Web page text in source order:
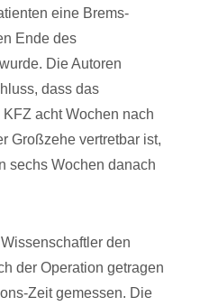
eine Brems-
Ende des
Die Autoren
dass das
acht Wochen nach
Großzehe vertretbar ist,
sechs Wochen danach
den
der Operation getragen
Zeit gemessen. Die